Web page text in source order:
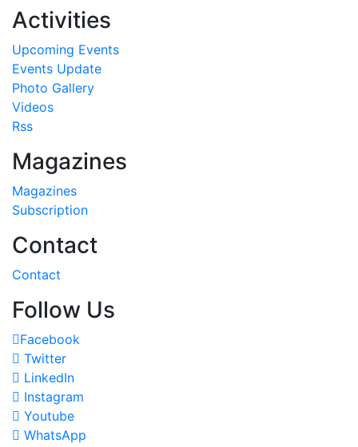
Activities
Upcoming Events
Events Update
Photo Gallery
Videos
Rss
Magazines
Magazines
Subscription
Contact
Contact
Follow Us
Facebook
Twitter
LinkedIn
Instagram
Youtube
WhatsApp